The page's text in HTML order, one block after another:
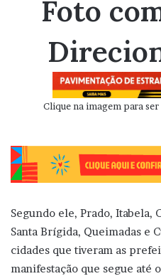
Foto
Clique na imagem para
Segundo ele, Prado, Itabela,
Santa Brígida, Queimadas e
cidades que tiveram as
manifestação que segue até